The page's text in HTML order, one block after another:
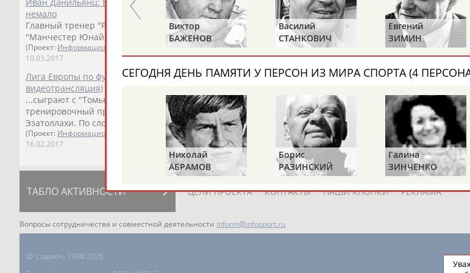
немало
Главный тренер "Ростова"
Данильянц
прокомментировал ничью с английским
"Манчестер Юнайтед" (1:1) в п...
(Проект: Информационное агентство СТАДИОН)
10.03.2017
Лига Европы по футболу. 1/16 финала. "Ростов" (Россия) - "Спарта" (Чехия) (прямая
видеотрансляция)
...сыграют с "Томью". Команда, которую возглавляет
Данильянц, а за
тренировочный процесс отвечает Курбан... ...защитник Папа Гуйе и хавбек Саид
Эзатоллахи. По словам
Данильянца, под вопросом участие в матче голкипера...
(Проект: Информационное агентство СТАДИОН)
16.02.2017
...выходит
уровень
(Проект:
01.11.2016
Сегодня
...В новом
(Проект:
19.10.2016
ТАБЛО АКТИВНОСТИ ЦЕЛИ ПРОЕКТА КОНТАКТЫ НАШИ КНОПКИ РЕКЛАМА
Вопросы сотрудничества и совместной деятельности inform@infosport.ru
© Стадион, 1998-2026
Анатолий
ЦАРИК
Виктор
БАЖЕНОВ
Василий
СТАНКОВИЧ
Евгений
ЗИМИН
СЕГОДНЯ ДЕНЬ ПАМЯТИ У ПЕРСОН ИЗ МИРА СПОРТА (4
Николай
АБРАМОВ
Борис
РАЗИНСКИЙ
Галина
ЗИНЧЕНКО